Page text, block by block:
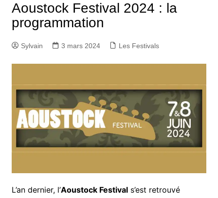
Aoustock Festival 2024 : la
programmation
Sylvain 3 mars 2024 Les Festivals
L’an dernier, l’Aoustock Festivals’est retrouvé